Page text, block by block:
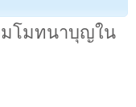
โมทนาบุญใน